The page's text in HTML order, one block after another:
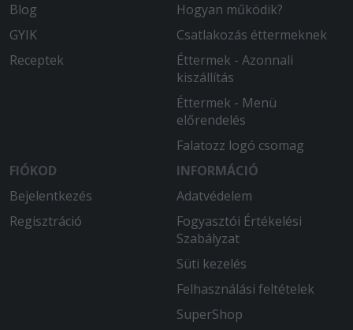
Blog
GYIK
Receptek
Hogyan működik?
Csatlakozás éttermeknek
Éttermek - Azonnali
kiszállítás
Éttermek - Menü
előrendelés
Falatozz logó csomag
FIÓKOD
Bejelentkezés
Regisztráció
INFORMÁCIÓ
Adatvédelem
Fogyasztói Értékelési
Szabályzat
Süti kezelés
Felhasználási feltételek
SuperShop